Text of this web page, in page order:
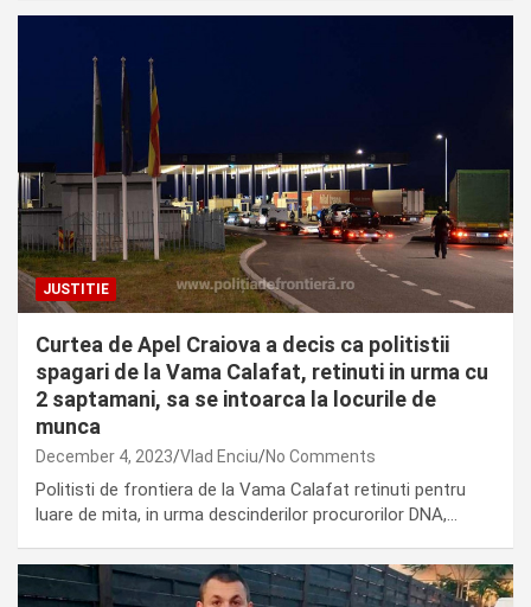
JUSTITIE
Curtea de Apel Craiova a decis ca politistii
spagari de la Vama Calafat, retinuti in urma cu
2 saptamani, sa se intoarca la locurile de
munca
December 4, 2023 Vlad Enciu No Comments
Politisti de frontiera de la Vama Calafat retinuti pentru
luare de mita, in urma descinderilor procurorilor DNA,…